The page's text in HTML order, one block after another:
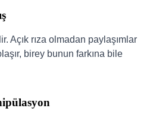
Açık rıza olmadan paylaşımlar
birey bunun farkına bile